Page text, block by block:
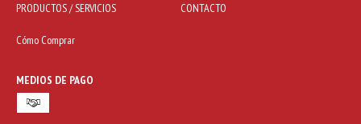
PRODUCTOS / SERVICIOS CONTACTO
Cómo Comprar
MEDIOS DE PAGO